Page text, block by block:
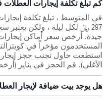
كم تبلغ تكلفة إيجارات العطلات
في المتوسط ، تبلغ تكلفة
جيدة. أرخص سعر أماكن
استطعت حاول تجنب حجز
الأغلى). قم الحجز في يناير
هل يوجد بيت ضيافة لإيجار